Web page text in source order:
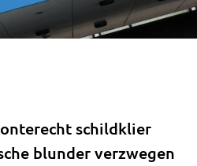
schildklier
blunder verzwegen